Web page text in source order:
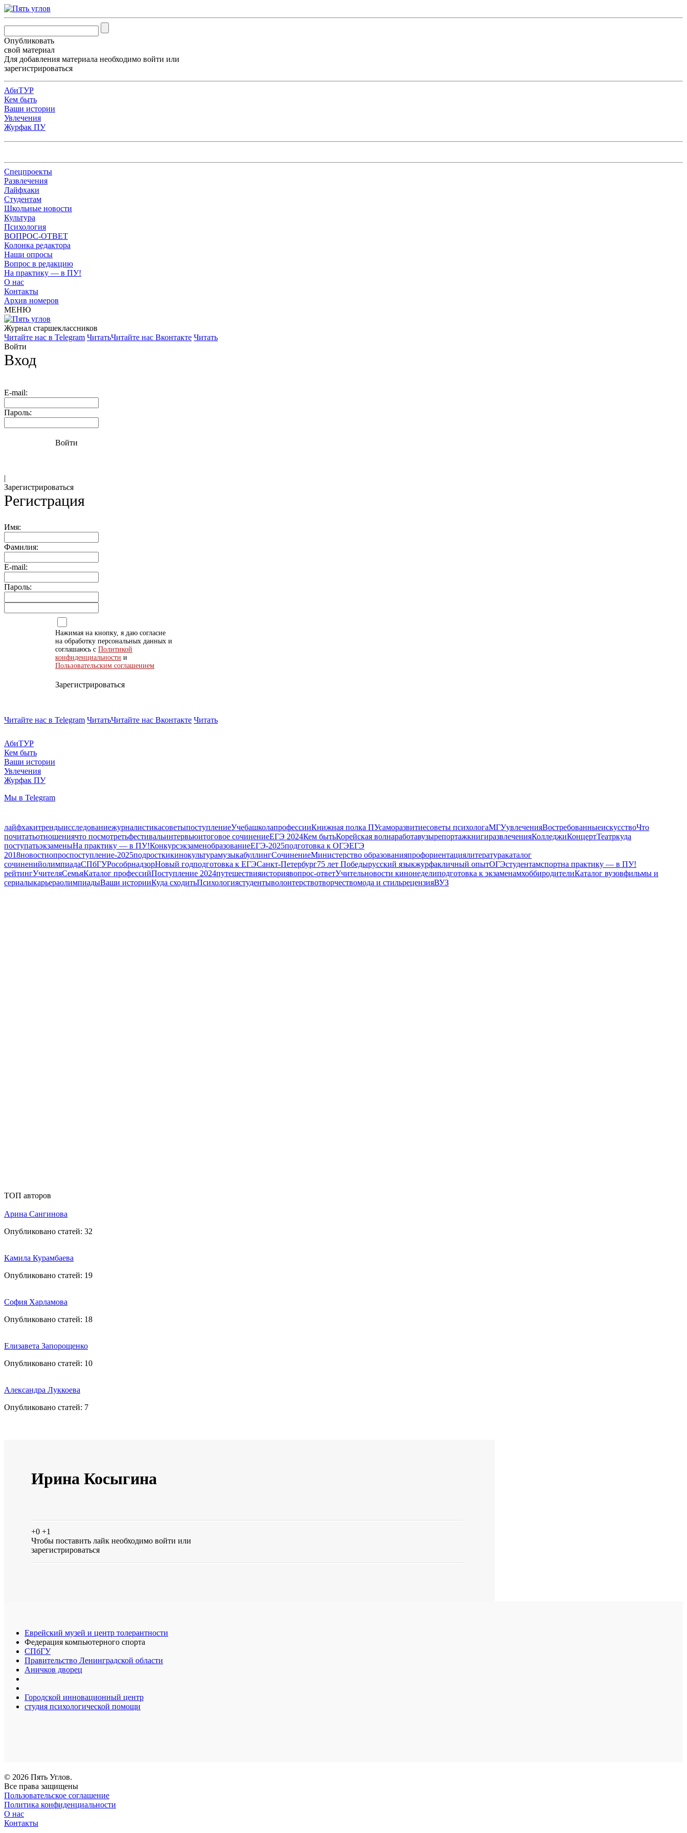
Опубликовать
свой материал
Для добавления материала необходимо войти или
зарегистрироваться
АбиТУР
Кем быть
Ваши истории
Увлечения
Журфак ПУ
Спецпроекты
Развлечения
Лайфхаки
Студентам
Школьные новости
Культура
Психология
ВОПРОС-ОТВЕТ
Колонка редактора
Наши опросы
Вопрос в редакцию
На практику — в ПУ!
О нас
Контакты
Архив номеров
МЕНЮ
Журнал старшекласcников
Читайте нас в Telegram ЧитатьЧитайте нас Вконтакте Читать
Войти
Вход
E-mail:
Пароль:
Войти
|
Зарегистрироваться
Регистрация
Имя:
Фамилия:
E-mail:
Пароль:
Нажимая на кнопку, я даю согласие
на обработку персональных данных и
соглашаюсь с Политикой
конфиденциальности и
Пользовательским соглашением
Зарегистрироваться
Читайте нас в Telegram ЧитатьЧитайте нас Вконтакте Читать
АбиТУР
Кем быть
Ваши истории
Увлечения
Журфак ПУ
Мы в Telegram
лайфхакитрендыисследованиежурналистикасоветыпоступлениеУчебашколапрофессииКнижная полка ПУсаморазвитиесоветы психологаМГУувлеченияВостребованныеискусствоЧто
почитатьотношениячто посмотретьфестивальинтервьюитоговое сочинениеЕГЭ 2024Кем бытьКорейская волнаработавузырепортажкнигиразвлеченияКолледжиКонцертТеатркуда
поступатьэкзаменыНа практику — в ПУ!КонкурсэкзаменобразованиеЕГЭ-2025подготовка к ОГЭЕГЭ
2018новостиопроспоступление-2025подросткикинокультурамузыкабуллингСочинениеМинистерство образованияпрофориентациялитературакаталог
сочиненийолимпиадаСПбГУРособрнадзорНовый годподготовка к ЕГЭСанкт-Петербург75 лет Победырусский языкжурфакличный опытОГЭстудентамспортна практику — в ПУ!
рейтингУчителяСемьяКаталог профессийПоступление 2024путешествияисториявопрос-ответУчительновости кинонеделиподготовка к экзаменамхоббиродителиКаталог вузовфильмы и
сериалыкарьераолимпиадыВаши историиКуда сходитьПсихологиястудентыволонтерствотворчествомода и стильрецензияВУЗ
ТОП авторов
Арина Сангинова
Опубликовано статей: 32
Камила Курамбаева
Опубликовано статей: 19
София Харламова
Опубликовано статей: 18
Елизавета Запорощенко
Опубликовано статей: 10
Александра Луккоева
Опубликовано статей: 7
Ирина Косыгина
+0 +1
Чтобы поставить лайк необходимо войти или
зарегистрироваться
Еврейский музей и центр толерантности
Федерация компьютерного спорта
СПбГУ
Правительство Ленинградской области
Аничков дворец
Городской инновационный центр
студия психологической помощи
© 2026 Пять Углов.
Все права защищены
Пользовательское соглашение
Политика конфиденциальности
О нас
Контакты